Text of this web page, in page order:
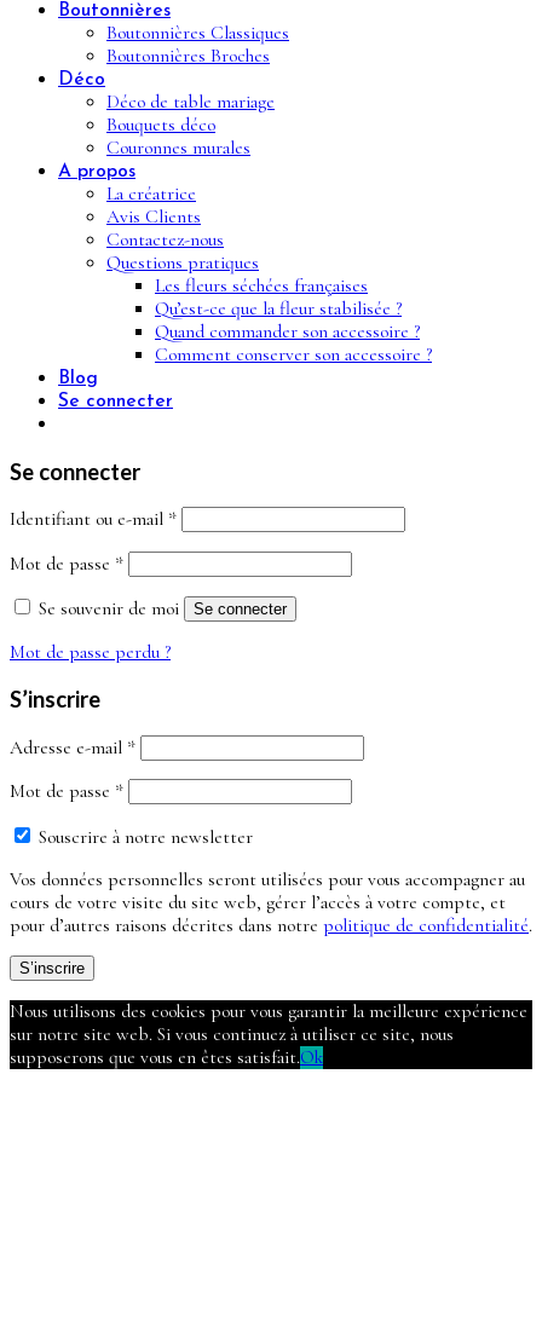
Boutonnières
Boutonnières Classiques
Boutonnières Broches
Déco
Déco de table mariage
Bouquets déco
Couronnes murales
A propos
La créatrice
Avis Clients
Contactez-nous
Questions pratiques
Les fleurs séchées françaises
Qu’est-ce que la fleur stabilisée ?
Quand commander son accessoire ?
Comment conserver son accessoire ?
Blog
Se connecter
Se connecter
Identifiant ou e-mail *Obligatoire
Mot de passe *Obligatoire
Se souvenir de moi Se connecter
Mot de passe perdu ?
S’inscrire
Adresse e-mail *Obligatoire
Mot de passe *Obligatoire
Souscrire à notre newsletter
Vos données personnelles seront utilisées pour vous accompagner au
cours de votre visite du site web, gérer l’accès à votre compte, et
pour d’autres raisons décrites dans notre politique de confidentialité.
S’inscrire
Nous utilisons des cookies pour vous garantir la meilleure expérience
sur notre site web. Si vous continuez à utiliser ce site, nous
supposerons que vous en êtes satisfait.Ok